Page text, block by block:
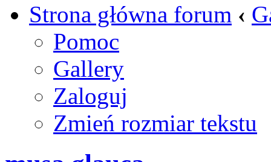
Strona główna forum ‹
Pomoc
Gallery
Zaloguj
Zmień rozmiar tekstu